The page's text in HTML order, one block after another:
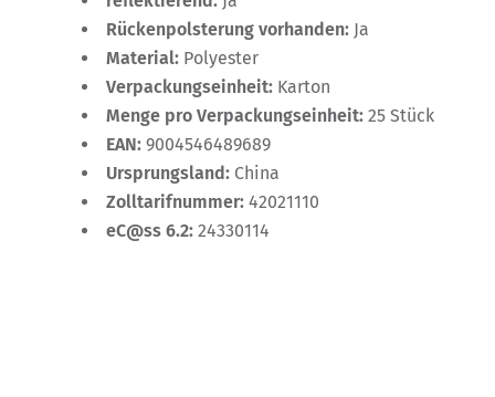
Rückenpolsterung vorhanden: Ja
Material: Polyester
Verpackungseinheit: Karton
Menge pro Verpackungseinheit: 25 Stück
EAN: 9004546489689
Ursprungsland: China
Zolltarifnummer: 42021110
eC@ss 6.2: 24330114